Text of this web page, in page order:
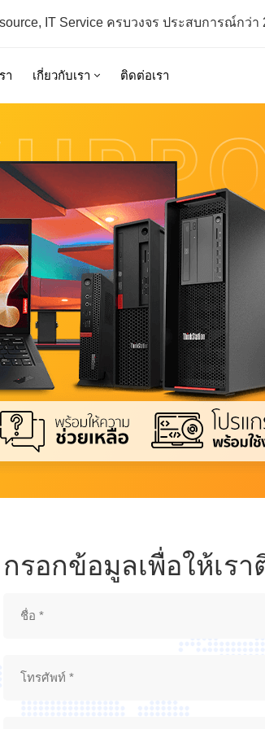
IT Service ครบวงจร ประสบการณ์กว่า
า เกี่ยวกับเรา ติดต่อเรา
กรอกข้อมูลเพื่อให้เร